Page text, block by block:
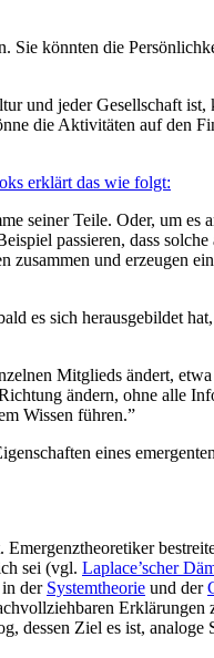
Sie könnten die
und jeder Gesellschaft
die Aktivitäten auf den
erklärt das wie folgt:
seiner Teile. Oder, um es
passieren, dass
und erzeugen
es sich herausgebildet
Mitglieds ändert,
ändern, ohne alle
Wissen führen.”
eines
sei (vgl. Laplace’scher
der Systemtheorie und der
dessen Ziel es ist, analoge